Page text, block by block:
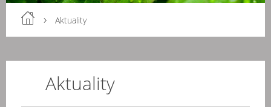
Aktuality
Aktuality